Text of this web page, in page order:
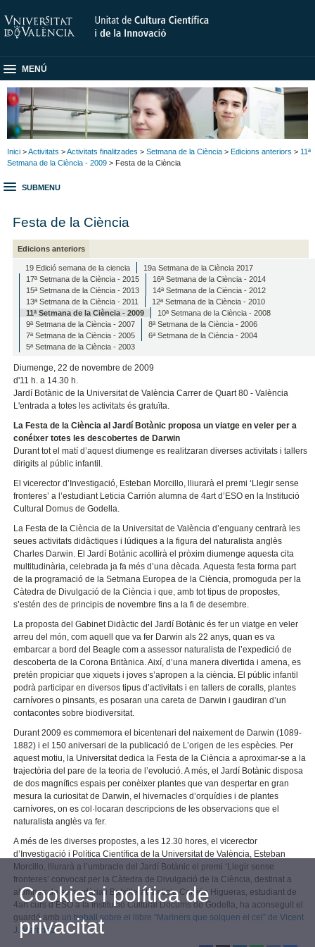
MENÚ
Inici >Activitats >Activitats finalitzades > Setmana de la Ciència > Edicions anteriors > 11ª
Setmana de la Ciència - 2009 > Festa de la Ciència
SUBMENU
Festa de la Ciència
Edicions anteriors
19 Edició semana de la ciencia
19a Setmana de la Ciència 2017
17ª Setmana de la Ciència - 2015
16ª Setmana de la Ciència - 2014
15ª Setmana de la Ciència - 2013
14ª Setmana de la Ciència - 2012
13ª Setmana de la Ciència - 2011
12ª Setmana de la Ciència - 2010
11ª Setmana de la Ciència - 2009
10ª Setmana de la Ciència - 2008
9ª Setmana de la Ciència - 2007
8ª Setmana de la Ciència - 2006
7ª Setmana de la Ciència - 2005
6ª Setmana de la Ciència - 2004
5ª Setmana de la Ciència - 2003
Diumenge, 22 de novembre de 2009
d'11 h. a 14.30 h.
Jardí Botànic de la Universitat de València Carrer de Quart 80 - València
L'entrada a totes les activitats és gratuïta.
La Festa de la Ciència al Jardí Botànic proposa un viatge en veler per a
conéixer totes les descobertes de Darwin
Durant tot el matí d’aquest diumenge es realitzaran diverses activitats i tallers
dirigits al públic infantil.
El vicerector d’Investigació, Esteban Morcillo, lliurarà el premi ‘Llegir sense
fronteres’ a l’estudiant Leticia Carrión alumna de 4art d’ESO en la Institució
Cultural Domus de Godella.
La Festa de la Ciència de la Universitat de València d’enguany centrarà les
seues activitats didàctiques i lúdiques a la figura del naturalista anglès
Charles Darwin. El Jardí Botànic acollirà el pròxim diumenge aquesta cita
multitudinària, celebrada ja fa més d’una dècada. Aquesta festa forma part
de la programació de la Setmana Europea de la Ciència, promoguda per la
Càtedra de Divulgació de la Ciència i que, amb tot tipus de propostes,
s’estén des de principis de novembre fins a la fi de desembre.
La proposta del Gabinet Didàctic del Jardí Botànic és fer un viatge en veler
arreu del món, com aquell que va fer Darwin als 22 anys, quan es va
embarcar a bord del Beagle com a assessor naturalista de l’expedició de
descoberta de la Corona Britànica. Així, d’una manera divertida i amena, es
pretén propiciar que xiquets i joves s’apropen a la ciència. El públic infantil
podrà participar en diversos tipus d’activitats i en tallers de coralls, plantes
carnívores o pinsants, es posaran una careta de Darwin i gaudiran d’un
contacontes sobre biodiversitat.
Durant 2009 es commemora el bicentenari del naixement de Darwin (1089-
1882) i el 150 aniversari de la publicació de L’origen de les espècies. Per
aquest motiu, la Universitat dedica la Festa de la Ciència a aproximar-se a la
trajectòria del pare de la teoria de l’evolució. A més, el Jardí Botànic disposa
de dos magnífics espais per conèixer plantes que van despertar en gran
mesura la curiositat de Darwin, el hivernacles d’orquídies i de plantes
carnívores, on es col·locaran descripcions de les observacions que el
naturalista anglès va fer.
A més de les diverses propostes, a les 12.30 hores, el vicerector
d’Investigació i Política Científica de la Universitat de València, Esteban
Morcillo, lliurarà a l’umbracle del Jardí Botànic el premi ‘Llegir sense
fronteres’ convocat per la Càtedra de Divulgació de la Ciència, destinat a
alumnes de secundària i Batxillerat. Leticia Carrión Higueras, estudiant de
4art curs d’ESO a la Institució Cultural Docums de Godella, ha aconseguit el
guardó amb un treball sobre el llibre “Mariners que solquen el cel” de Vicent
J. Martínez.
Cookies i política de
privacitat